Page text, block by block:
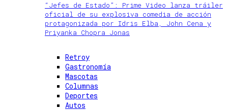
“Jefes de Estado”: Prime Video lanza tráiler
oficial de su explosiva comedia de acción
protagonizada por Idris Elba, John Cena y
Priyanka Chopra Jonas
Retroy
Gastronomía
Mascotas
Columnas
Deportes
Autos